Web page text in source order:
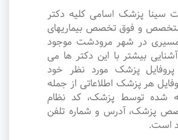
سینا پزشک اسامی کلیه دکتر
و فوق تخصص بیماریهای
در شهر مرودشت موجود
بیشتر با این دکتر ها می
پروفایل پزشک مورد نظر خود
هر پزشک اطلاعاتی از جمله
شده توسط پزشک، کد نظام
پزشک، آدرس و شماره تلفن
است.